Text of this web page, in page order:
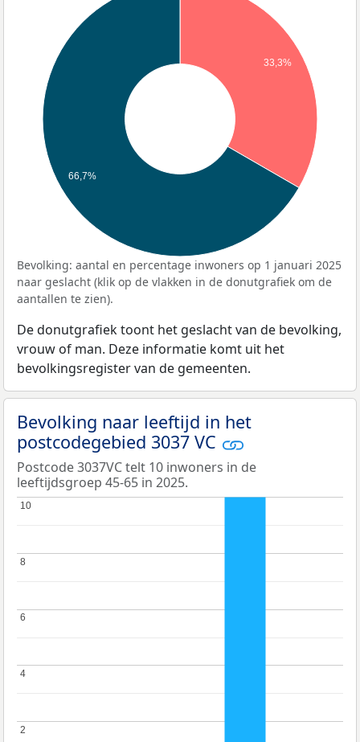
33,3%
66,7%
Bevolking: aantal en percentage inwoners op 1 januari 2025
naar geslacht (klik op de vlakken in de donutgrafiek om de
aantallen te zien).
De donutgrafiek toont het geslacht van de bevolking,
vrouw of man. Deze informatie komt uit het
bevolkingsregister van de gemeenten.
Bevolking naar leeftijd in het
postcodegebied 3037 VC
Postcode 3037VC telt 10 inwoners in de
leeftijdsgroep 45-65 in 2025.
2
2
4
4
6
6
8
8
10
10